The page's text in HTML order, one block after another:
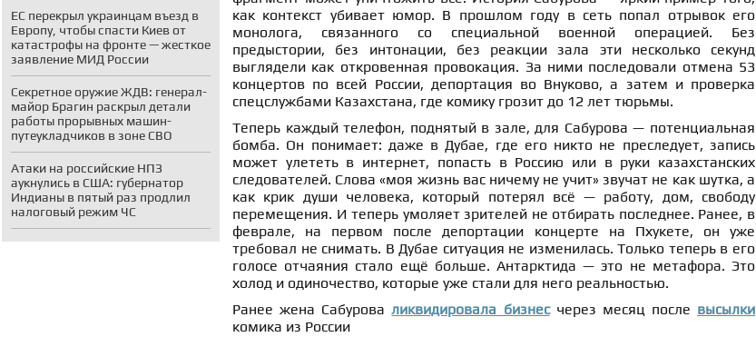
ЕС перекрыл украинцам въезд в
Европу, чтобы спасти Киев от
катастрофы на фронте — жесткое
заявление МИД России
Секретное оружие ЖДВ: генерал-
майор Брагин раскрыл детали
работы прорывных машин-
путеукладчиков в зоне СВО
Атаки на российские НПЗ
аукнулись в США: губернатор
Индианы в пятый раз продлил
налоговый режим ЧС
как контекст убивает юмор. В прошлом году в сеть попал отрывок его
монолога, связанного со специальной военной операцией. Без
предыстории, без интонации, без реакции зала эти несколько секунд
выглядели как откровенная провокация. За ними последовали отмена 53
концертов по всей России, депортация во Внуково, а затем и проверка
спецслужбами Казахстана, где комику грозит до 12 лет тюрьмы.
Теперь каждый телефон, поднятый в зале, для Сабурова — потенциальная
бомба. Он понимает: даже в Дубае, где его никто не преследует, запись
может улететь в интернет, попасть в Россию или в руки казахстанских
следователей. Слова «моя жизнь вас ничему не учит» звучат не как шутка, а
как крик души человека, который потерял всё — работу, дом, свободу
перемещения. И теперь умоляет зрителей не отбирать последнее. Ранее, в
феврале, на первом после депортации концерте на Пхукете, он уже
требовал не снимать. В Дубае ситуация не изменилась. Только теперь в его
голосе отчаяния стало ещё больше. Антарктида — это не метафора. Это
холод и одиночество, которые уже стали для него реальностью.
Ранее жена Сабуроваликвидировала бизнесчерез месяц после высылки
комика из России